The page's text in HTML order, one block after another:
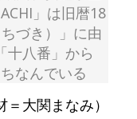
」は旧暦18
づき）」に由
十八番」から
なんでいる
＝大関まなみ）